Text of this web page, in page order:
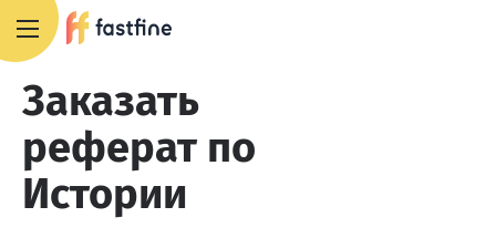
Заказать
реферат по
Истории